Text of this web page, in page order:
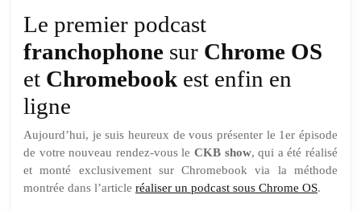
francophone
sur
les
Le premier podcast
franchophone sur Chrome OS
et Chromebook est enfin en
ligne
Aujourd’hui, je suis heureux de vous présenter le 1er épisode
de votre nouveau rendez-vous le CKB show, qui a été réalisé
et monté exclusivement sur Chromebook via la méthode
montrée dans l’article réaliser un podcast sous Chrome OS.